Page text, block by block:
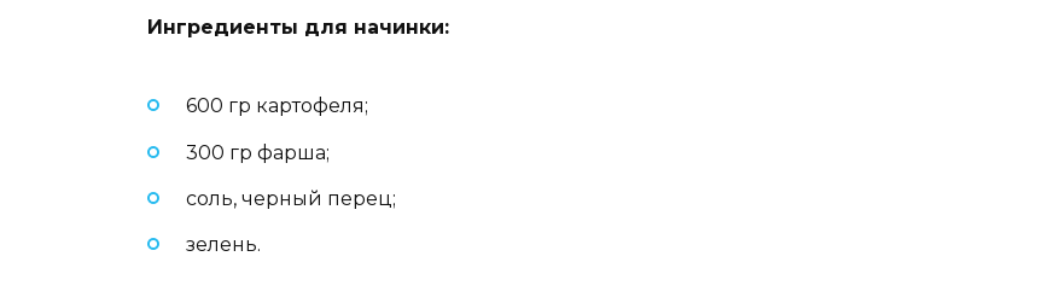
Ингредиенты для начинки:
600 гр картофеля;
300 гр фарша;
соль, черный перец;
зелень.